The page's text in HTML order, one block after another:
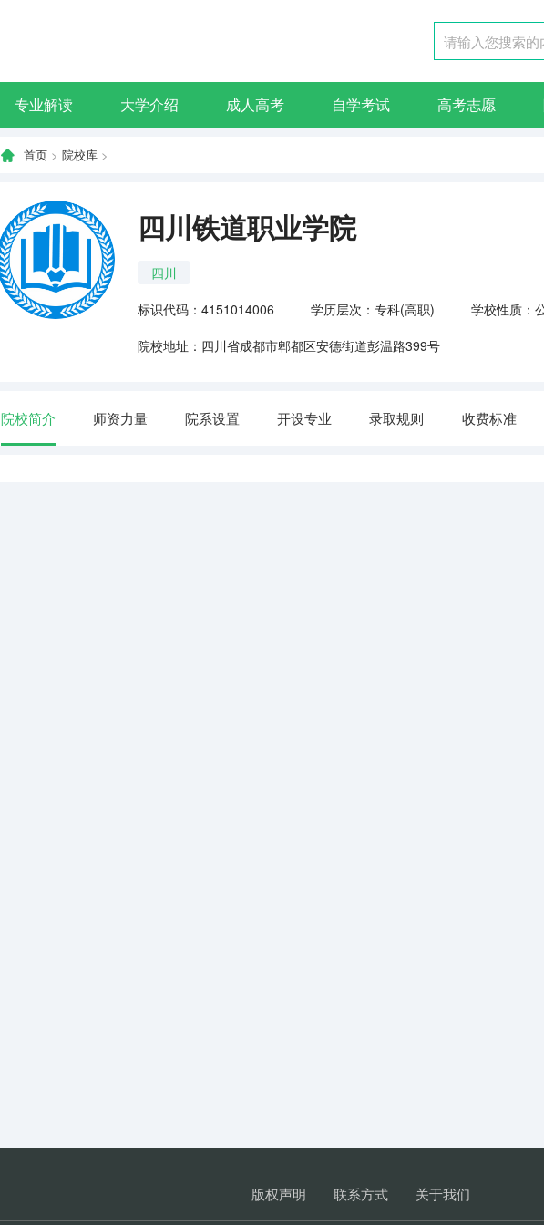
专业解读 大学介绍 成人高考 自学考试 高考志愿
首页 > 院校库 >
四川铁道职业学院
四川
标识代码：4151014006
学历层次：专科(高职)
学校性质：
院校地址：四川省成都市郫都区安德街道彭温路399号
院校简介 师资力量 院系设置 开设专业 录取规则 收费标准
版权声明 联系方式 关于我们